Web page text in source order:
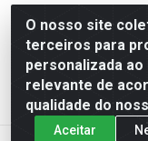
O nosso site
terceiros para
personalizada
relevante de
qualidade do
Aceitar
Distribuidora
Flores,